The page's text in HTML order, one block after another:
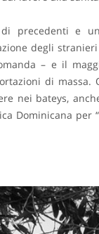
precedenti e
degli
– e il
di massa.
nei bateys,
Dominicana per